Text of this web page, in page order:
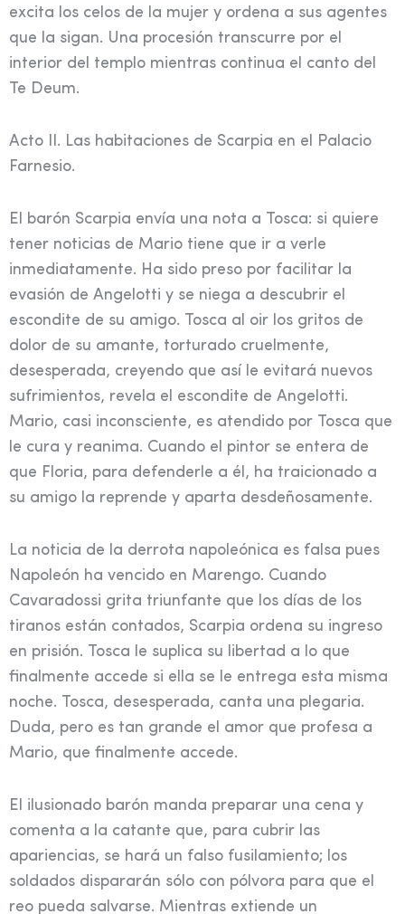
excita los celos de la mujer y ordena a sus agentes
que la sigan. Una procesión transcurre por el
interior del templo mientras continua el canto del
Te Deum.
Acto II. Las habitaciones de Scarpia en el Palacio
Farnesio.
El barón Scarpia envía una nota a Tosca: si quiere
tener noticias de Mario tiene que ir a verle
inmediatamente. Ha sido preso por facilitar la
evasión de Angelotti y se niega a descubrir el
escondite de su amigo. Tosca al oir los gritos de
dolor de su amante, torturado cruelmente,
desesperada, creyendo que así le evitará nuevos
sufrimientos, revela el escondite de Angelotti.
Mario, casi inconsciente, es atendido por Tosca que
le cura y reanima. Cuando el pintor se entera de
que Floria, para defenderle a él, ha traicionado a
su amigo la reprende y aparta desdeñosamente.
La noticia de la derrota napoleónica es falsa pues
Napoleón ha vencido en Marengo. Cuando
Cavaradossi grita triunfante que los días de los
tiranos están contados, Scarpia ordena su ingreso
en prisión. Tosca le suplica su libertad a lo que
finalmente accede si ella se le entrega esta misma
noche. Tosca, desesperada, canta una plegaria.
Duda, pero es tan grande el amor que profesa a
Mario, que finalmente accede.
El ilusionado barón manda preparar una cena y
comenta a la catante que, para cubrir las
apariencias, se hará un falso fusilamiento; los
soldados dispararán sólo con pólvora para que el
reo pueda salvarse. Mientras extiende un